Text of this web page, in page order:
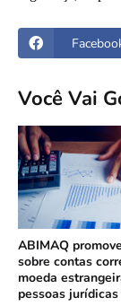
Você Vai
ABIMAQ
sobre contas
moeda
pessoas jurídicas